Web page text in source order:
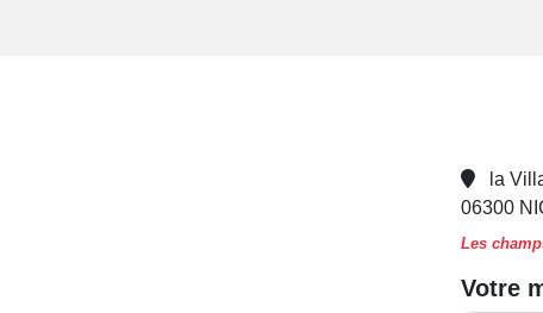
la
06300
Les
Votre